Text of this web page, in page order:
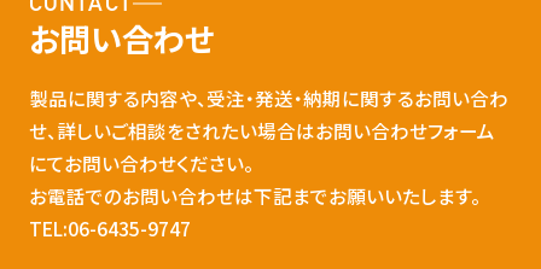
お問い合わせ
製品に関する内容や、受注・発送・納期に関するお問い合わ
せ、詳しいご相談をされたい場合はお問い合わせフォーム
にてお問い合わせください。
お電話でのお問い合わせは下記までお願いいたします。
TEL:06-6435-9747